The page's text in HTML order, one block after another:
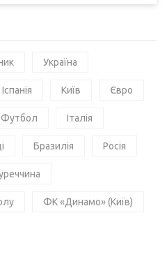
Україна
Іспанія Київ Євро
Футбол Італія
Бразилія Росія
ФК «Динамо» (Київ)